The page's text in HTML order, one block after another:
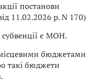
постанови
11.02.2026 р. N 170)
є МОН.
бюджетами
такі бюджети